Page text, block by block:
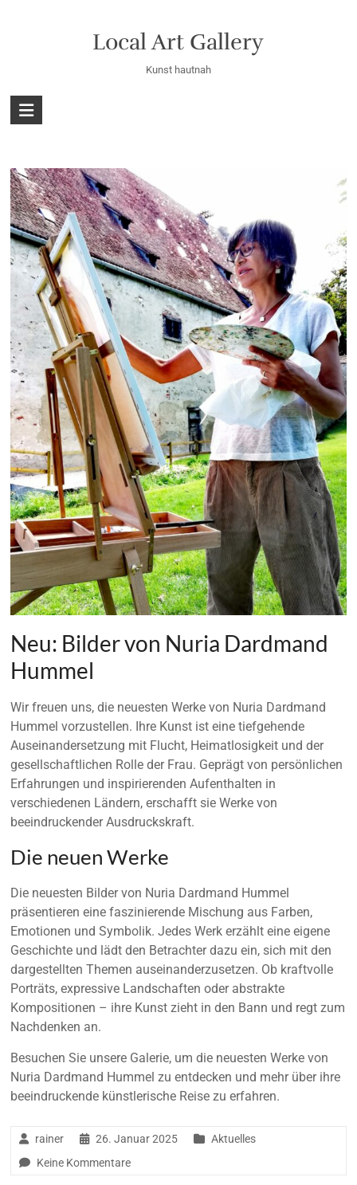
Local Art Gallery
Kunst hautnah
Neu: Bilder von Nuria Dardmand
Hummel
Wir freuen uns, die neuesten Werke von Nuria Dardmand
Hummel vorzustellen. Ihre Kunst ist eine tiefgehende
Auseinandersetzung mit Flucht, Heimatlosigkeit und der
gesellschaftlichen Rolle der Frau. Geprägt von persönlichen
Erfahrungen und inspirierenden Aufenthalten in
verschiedenen Ländern, erschafft sie Werke von
beeindruckender Ausdruckskraft.
Die neuen Werke
Die neuesten Bilder von Nuria Dardmand Hummel
präsentieren eine faszinierende Mischung aus Farben,
Emotionen und Symbolik. Jedes Werk erzählt eine eigene
Geschichte und lädt den Betrachter dazu ein, sich mit den
dargestellten Themen auseinanderzusetzen. Ob kraftvolle
Porträts, expressive Landschaften oder abstrakte
Kompositionen – ihre Kunst zieht in den Bann und regt zum
Nachdenken an.
Besuchen Sie unsere Galerie, um die neuesten Werke von
Nuria Dardmand Hummel zu entdecken und mehr über ihre
beeindruckende künstlerische Reise zu erfahren.
rainer 26. Januar 2025
Aktuelles
Keine Kommentare